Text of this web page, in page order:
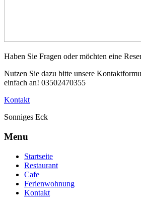
Haben Sie Fragen oder möchten eine
Nutzen Sie dazu bitte unsere
einfach an! 03502470355
Kontakt
Sonniges Eck
Menu
Startseite
Restaurant
Cafe
Ferienwohnung
Kontakt